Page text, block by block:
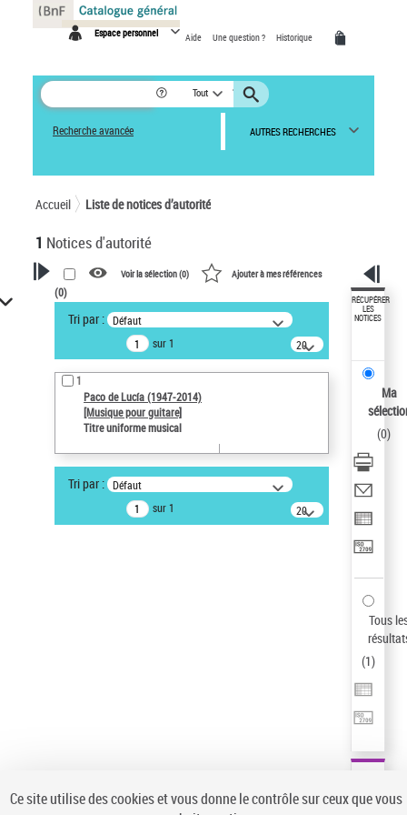
Espace personnel Aide Une question ? Historique
Tout
Recherche avancée AUTRES RECHERCHES
Accueil Liste de notices d’autorité
1 Notices d'autorité
VOTRE RECHERCHE
Recherche avancée dans les
notices d’autorité
Œuvres liées à l'auteur :
Paco de Lucía (1947-2014)
Type de notice d'autorité
Sauvegarder votre recherche
AFFINER
Voir la sélection (0) Ajouter à mes références
(0)
Tri par : Défaut
sur 1
20
résultats/page
1
Paco de Lucía (1947-2014)
[Musique pour guitare]
Titre uniforme musical
Tri par : Défaut
sur 1
20
résultats/page
RÉCUPÉRER
LES
NOTICES
Ma
(0)
Tous
(1)
Panneau de gestion des cookies
Ce site utilise des cookies et vous donne le contrôle sur ceux que vous